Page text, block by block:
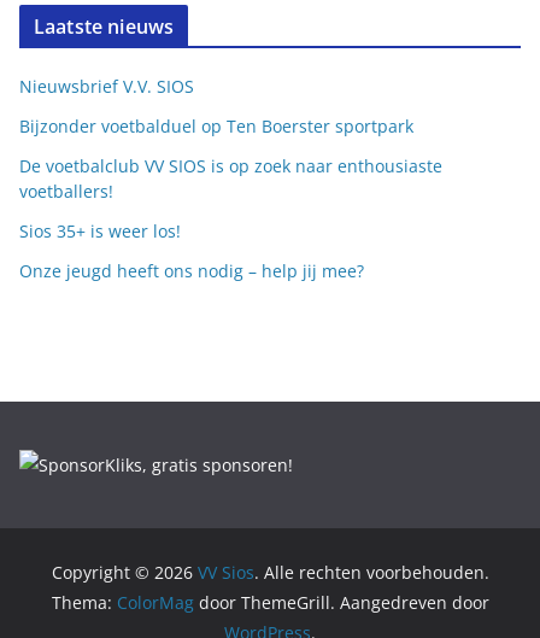
Laatste nieuws
Nieuwsbrief V.V. SIOS
Bijzonder voetbalduel op Ten Boerster sportpark
De voetbalclub VV SIOS is op zoek naar enthousiaste
voetballers!
Sios 35+ is weer los!
Onze jeugd heeft ons nodig – help jij mee?
Copyright © 2026 VV Sios. Alle rechten voorbehouden.
Thema: ColorMagdoor ThemeGrill. Aangedreven door
WordPress.